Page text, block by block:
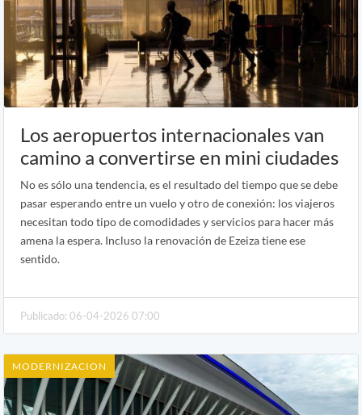
Los aeropuertos internacionales van
camino a convertirse en mini ciudades
No es sólo una tendencia, es el resultado del tiempo que se debe
pasar esperando entre un vuelo y otro de conexión: los viajeros
necesitan todo tipo de comodidades y servicios para hacer más
amena la espera. Incluso la renovación de Ezeiza tiene ese
sentido.
Publicado: 06-04-2026 07:00
MODERNIZACION